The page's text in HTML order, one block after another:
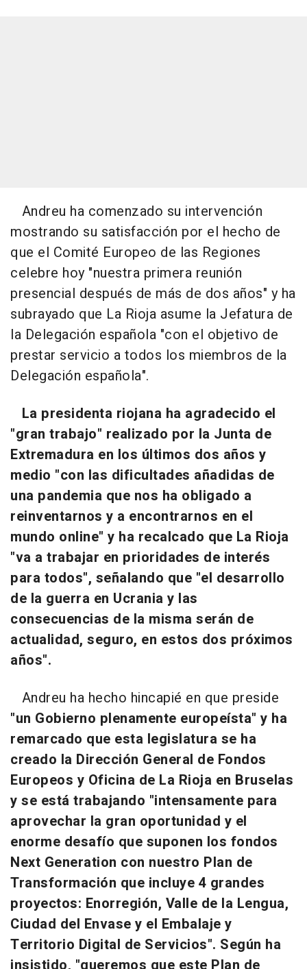
Andreu ha comenzado su intervención
mostrando su satisfacción por el hecho de
que el Comité Europeo de las Regiones
celebre hoy "nuestra primera reunión
presencial después de más de dos años" y ha
subrayado que La Rioja asume la Jefatura de
la Delegación española "con el objetivo de
prestar servicio a todos los miembros de la
Delegación española".
La presidenta riojana ha agradecido el
"gran trabajo" realizado por la Junta de
Extremadura en los últimos dos años y
medio "con las dificultades añadidas de
una pandemia que nos ha obligado a
reinventarnos y a encontrarnos en el
mundo online" y ha recalcado que La Rioja
"va a trabajar en prioridades de interés
para todos", señalando que "el desarrollo
de la guerra en Ucrania y las
consecuencias de la misma serán de
actualidad, seguro, en estos dos próximos
años".
Andreu ha hecho hincapié en que preside
"un Gobierno plenamente europeísta" y ha
remarcado que esta legislatura se ha
creado la Dirección General de Fondos
Europeos y Oficina de La Rioja en Bruselas
y se está trabajando "intensamente para
aprovechar la gran oportunidad y el
enorme desafío que suponen los fondos
Next Generation con nuestro Plan de
Transformación que incluye 4 grandes
proyectos: Enorregión, Valle de la Lengua,
Ciudad del Envase y el Embalaje y
Territorio Digital de Servicios". Según ha